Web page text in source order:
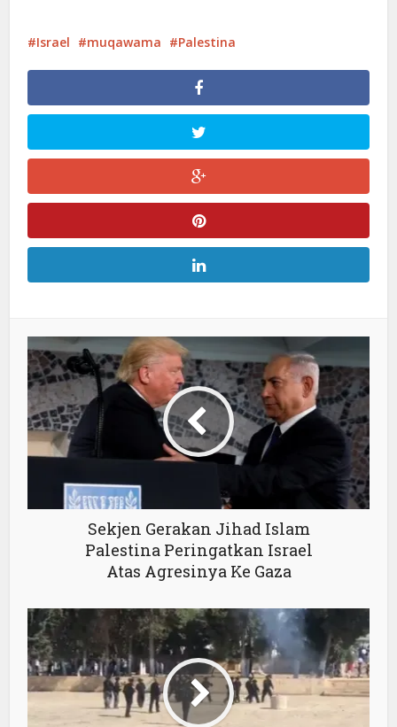
Israel muqawama Palestina
Sekjen Gerakan Jihad Islam
Palestina Peringatkan Israel
Atas Agresinya Ke Gaza